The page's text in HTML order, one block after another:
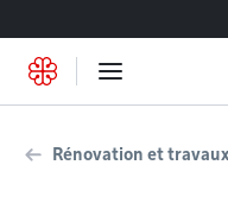
Rénovation et travaux